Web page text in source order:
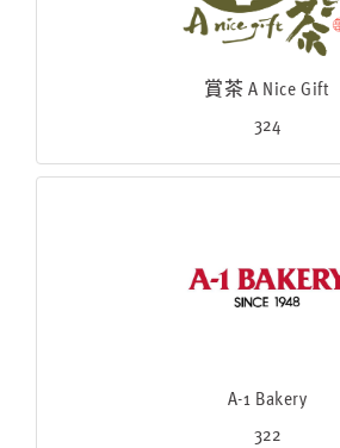
賞茶 A Nice Gift
324
A-1 Bakery
322